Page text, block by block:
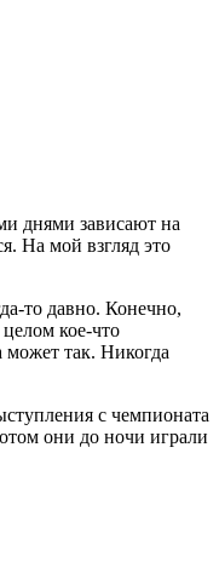
днями зависают на
На мой взгляд это
то давно. Конечно,
кое-что
может так. Никогда
с чемпионата
они до ночи играли